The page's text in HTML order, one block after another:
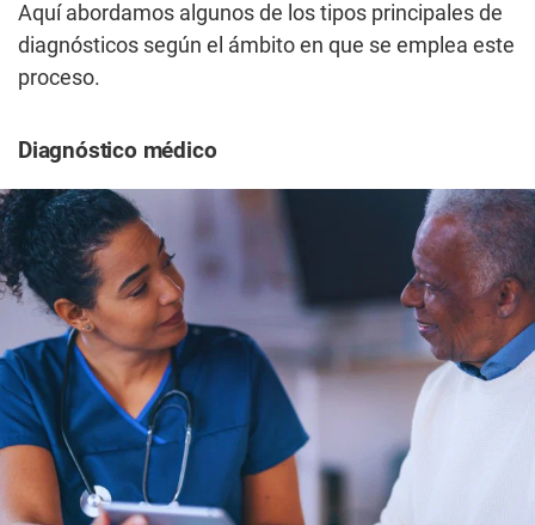
Aquí abordamos algunos de los tipos principales de
diagnósticos según el ámbito en que se emplea este
proceso.
Diagnóstico médico